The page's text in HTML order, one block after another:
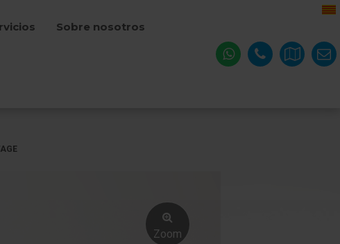
Sobre nosotros
Zoom